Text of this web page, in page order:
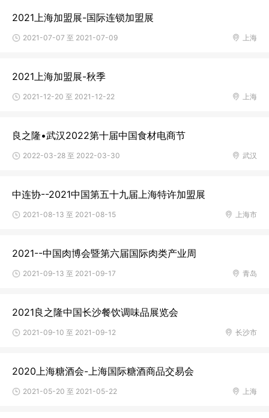
2021上海加盟展-国际连锁加盟展
上海
2021-07-07 至 2021-07-09
2021上海加盟展-秋季
上海
2021-12-20 至 2021-12-22
良之隆•武汉2022第十届中国食材电商节
武汉
2022-03-28 至 2022-03-30
中连协--2021中国第五十九届上海特许加盟展
上海市
2021-08-13 至 2021-08-15
2021--中国肉博会暨第六届国际肉类产业周
青岛
2021-09-13 至 2021-09-17
2021良之隆中国长沙餐饮调味品展览会
长沙市
2021-09-10 至 2021-09-12
2020上海糖酒会-上海国际糖酒商品交易会
上海
2021-05-20 至 2021-05-22